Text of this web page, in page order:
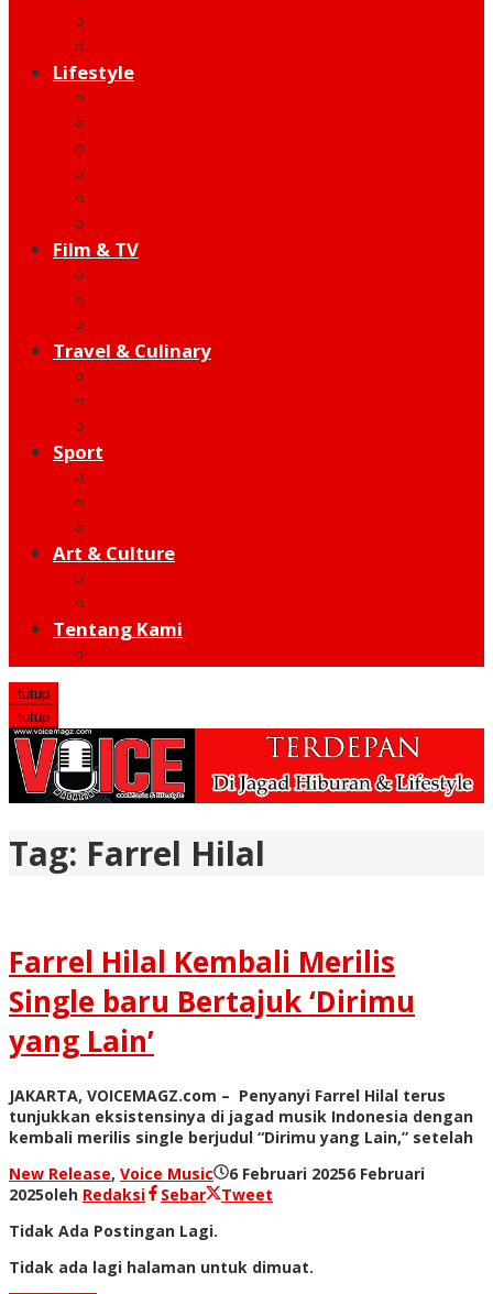
Lifestyle
Film & TV
Travel & Culinary
Sport
Art & Culture
Tentang Kami
tutup
tutup
Tag: Farrel Hilal
Farrel Hilal Kembali Merilis
Single baru Bertajuk ‘Dirimu
yang Lain’
JAKARTA, VOICEMAGZ.com – Penyanyi Farrel Hilal terus
tunjukkan eksistensinya di jagad musik Indonesia dengan
kembali merilis single berjudul “Dirimu yang Lain,” setelah
New Release, Voice Music 6 Februari 20256 Februari
2025oleh Redaksi Sebar
Tweet
Tidak Ada Postingan Lagi.
Tidak ada lagi halaman untuk dimuat.